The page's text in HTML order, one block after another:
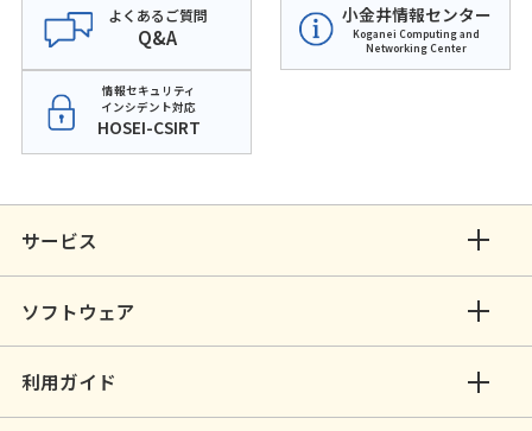
よくあるご質問
Q&A
小金井情報センター
Koganei Computing and
Networking Center
情報セキュリティ
インシデント対応
HOSEI-CSIRT
サービス
ソフトウェア
利用ガイド